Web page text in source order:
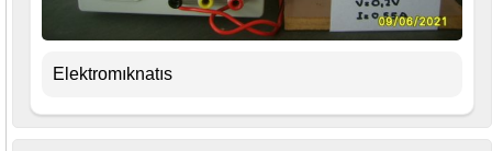
Elektromıknatıs